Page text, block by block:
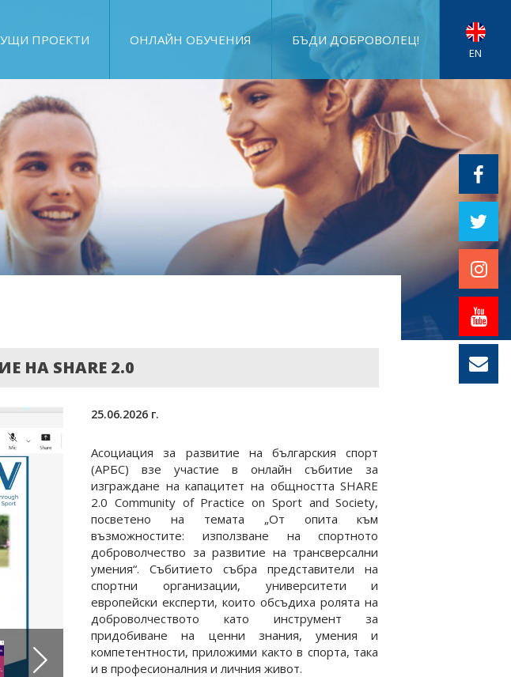
ПРОЕКТИ ОНЛАЙН ОБУЧЕНИЯ БЪДИ ДОБРОВОЛЕЦ!
EN
НА SHARE 2.0
25.06.2026 г.
Асоциация за развитие на българския спорт
(АРБС) взе участие в онлайн събитие за
изграждане на капацитет на общността SHARE
2.0 Community of Practice on Sport and Society,
посветено на темата „От опита към
възможностите: използване на спортното
доброволчество за развитие на трансверсални
умения“. Събитието събра представители на
спортни организации, университети и
европейски експерти, които обсъдиха ролята на
доброволчеството като инструмент за
придобиване на ценни знания, умения и
компетентности, приложими както в спорта, така
и в професионалния и личния живот.